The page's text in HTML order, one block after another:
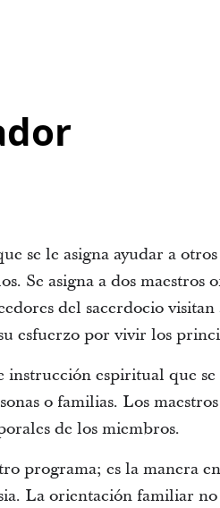
se le asigna ayudar a
Se asigna a dos maestros
del sacerdocio
esfuerzo por vivir los
instrucción espiritual que
o familias. Los
de los miembros.
programa; es la manera
La orientación familiar